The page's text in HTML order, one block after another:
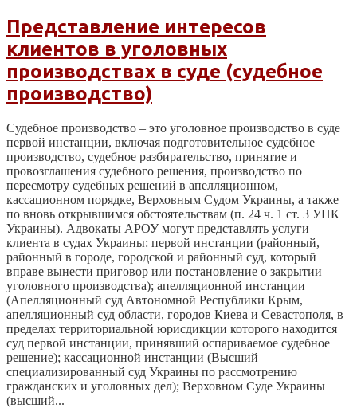
Представление интересов
клиентов в уголовных
производствах в суде (судебное
производство)
Судебное производство – это уголовное производство в суде
первой инстанции, включая подготовительное судебное
производство, судебное разбирательство, принятие и
провозглашения судебного решения, производство по
пересмотру судебных решений в апелляционном,
кассационном порядке, Верховным Судом Украины, а также
по вновь открывшимся обстоятельствам (п. 24 ч. 1 ст. 3 УПК
Украины). Адвокаты АРОУ могут представлять услуги
клиента в судах Украины: первой инстанции (районный,
районный в городе, городской и районный суд, который
вправе вынести приговор или постановление о закрытии
уголовного производства); апелляционной инстанции
(Апелляционный суд Автономной Республики Крым,
апелляционный суд области, городов Киева и Севастополя, в
пределах территориальной юрисдикции которого находится
суд первой инстанции, принявший оспариваемое судебное
решение); кассационной инстанции (Высший
специализированный суд Украины по рассмотрению
гражданских и уголовных дел); Верховном Суде Украины
(высший...